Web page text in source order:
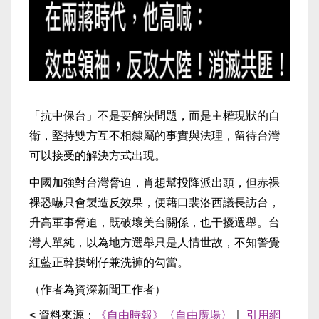
「抗中保台」不是要解決問題，而是主權現狀的自
衛，堅持雙方互不相隸屬的事實與法理，留待台灣
可以接受的解決方式出現。
中國加強對台灣脅迫，肖想幫投降派出頭，但赤裸
裸恐嚇只會製造反效果，便藉口裴洛西議長訪台，
升高軍事脅迫，既破壞美台關係，也干擾選舉。台
灣人單純，以為地方選舉只是人情世故，不知警覺
紅藍正幹摸蜊仔兼洗褲的勾當。
（作者為資深新聞工作者）
< 資料來源： 《自由時報》〈自由廣場〉
引用網